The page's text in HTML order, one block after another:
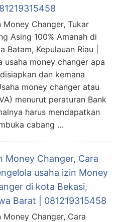
Money Changer, Tukar
Asing 100% Amanah di
Batam, Kepulauan Riau |
usaha money changer apa
dan kemana
money changer atau
menurut peraturan Bank
harus mendapatkan
cabang …
Money Changer, Cara
usaha izin Money
di kota Bekasi,
Barat | 081219315458
Money Changer, Cara